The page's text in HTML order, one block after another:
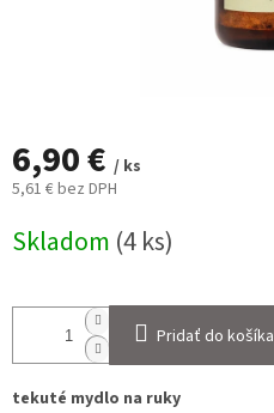
6,90 € / ks
5,61 € bez DPH
cena:
Skladom (4 ks)
Pridať do košíka
tekuté mydlo na ruky